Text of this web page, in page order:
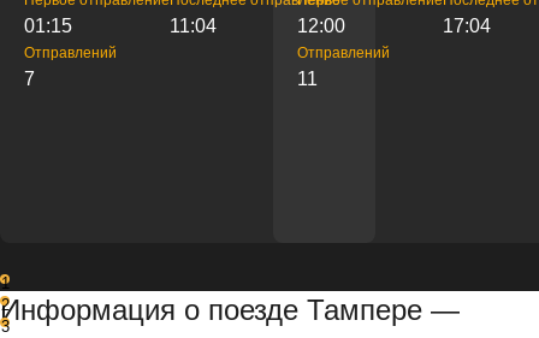
01:15 11:04
Отправлений
7
12:00 17:04
Отправлений
11
1
2
3
Информация о поезде Тампере —